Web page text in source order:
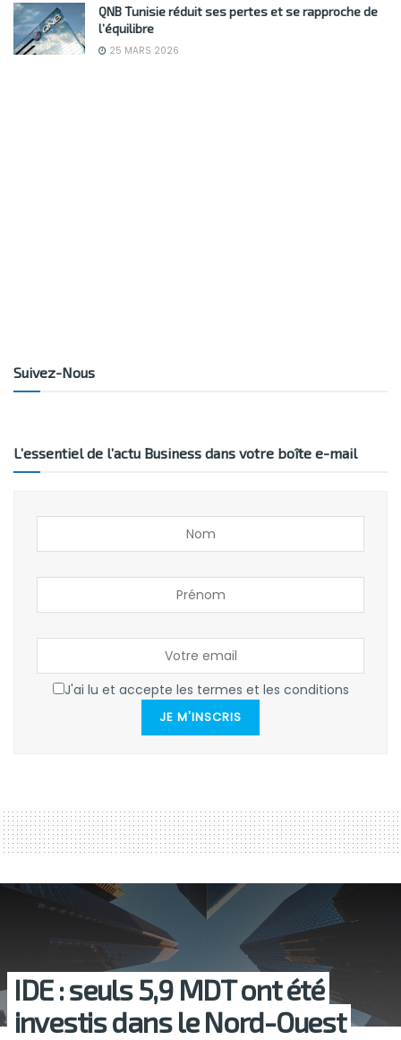
QNB Tunisie réduit ses pertes et se rapproche de
l’équilibre
25 MARS 2026
Suivez-Nous
L’essentiel de l’actu Business dans votre boîte e-mail
J'ai lu et accepte les termes et les conditions
JE M'INSCRIS
IDE : seuls 5,9 MDT ont été
investis dans le Nord-Ouest